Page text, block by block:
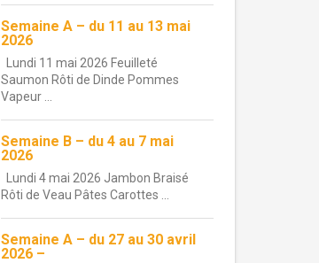
Semaine A – du 11 au 13 mai
2026
Lundi 11 mai 2026 Feuilleté
Saumon Rôti de Dinde Pommes
Vapeur ...
Semaine B – du 4 au 7 mai
2026
Lundi 4 mai 2026 Jambon Braisé
Rôti de Veau Pâtes Carottes ...
Semaine A – du 27 au 30 avril
2026 –